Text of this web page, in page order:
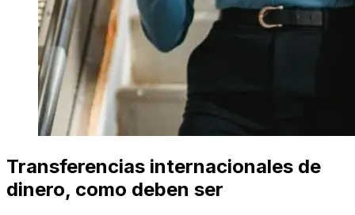
Transferencias internacionales de
dinero, como deben ser